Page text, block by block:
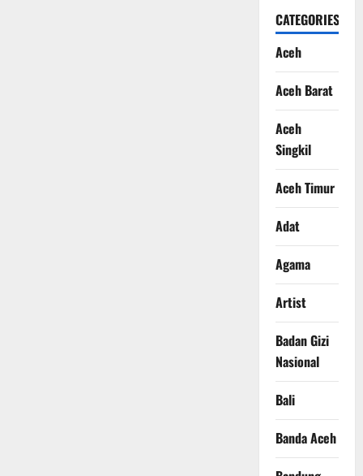
CATEGORIES
Aceh
Aceh Barat
Aceh
Singkil
Aceh Timur
Adat
Agama
Artist
Badan Gizi
Nasional
Bali
Banda Aceh